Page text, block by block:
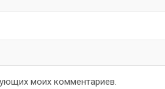
моих комментариев.